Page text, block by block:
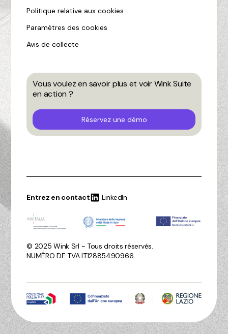
Politique relative aux cookies
Paramètres des cookies
Avis de collecte
Vous voulez en savoir plus et voir Wink Suite
en action ?
Réservez une démo
© 2025 Wink Srl - Tous droits réservés.
NUMÉRO DE TVA IT12885490966
Entrez en contact LinkedIn